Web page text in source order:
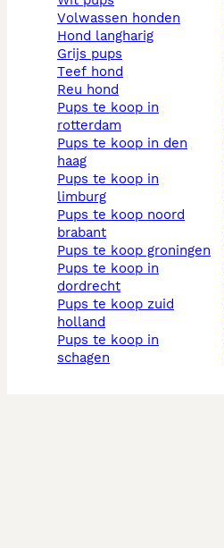
volwassen honden
hond langharig
grijs pups
teef hond
reu hond
pups te koop in
rotterdam
pups te koop in den
haag
pups te koop in
limburg
pups te koop noord
brabant
pups te koop groningen
pups te koop in
dordrecht
pups te koop zuid
holland
pups te koop in
schagen